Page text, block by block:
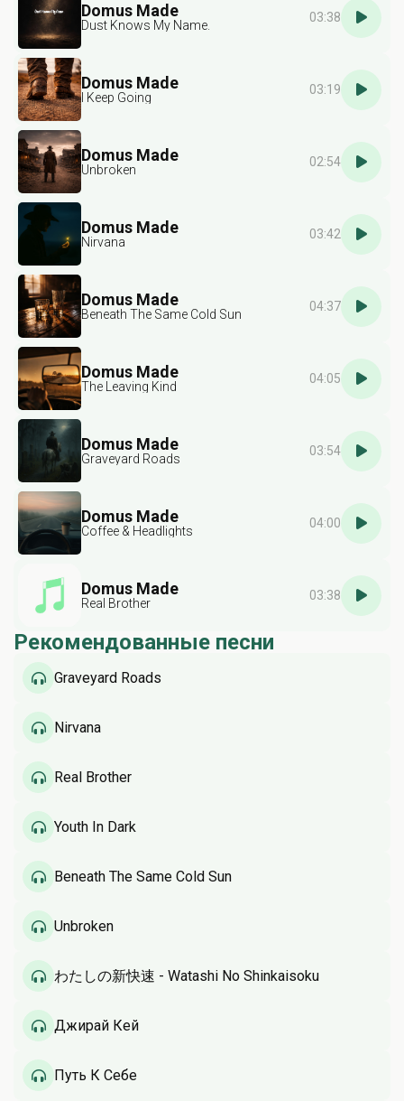
Domus Made
Dust Knows My Name.
03:38
Domus Made
I Keep Going
03:19
Domus Made
Unbroken
02:54
Domus Made
Nirvana
03:42
Domus Made
Beneath The Same Cold Sun
04:37
Domus Made
The Leaving Kind
04:05
Domus Made
Graveyard Roads
03:54
Domus Made
Coffee & Headlights
04:00
Domus Made
Real Brother
03:38
Рекомендованные песни
Graveyard Roads
Nirvana
Real Brother
Youth In Dark
Beneath The Same Cold Sun
Unbroken
わたしの新快速 - Watashi No Shinkaisoku
Джирай Кей
Путь К Себе